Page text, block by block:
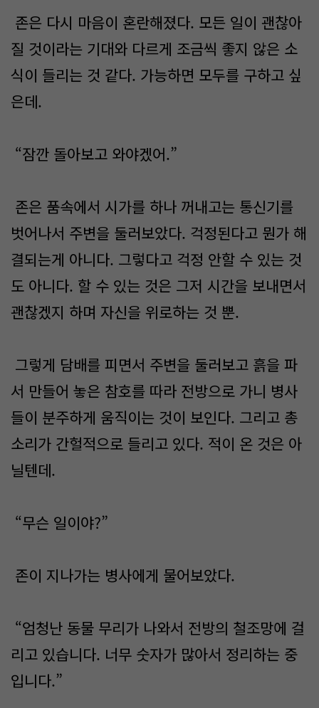
존은 다시 마음이 혼란해졌다. 모든 일이 괜찮아
질 것이라는 기대와 다르게 조금씩 좋지 않은 소
식이 들리는 것 같다. 가능하면 모두를 구하고 싶
은데.
“잠깐 돌아보고 와야겠어.”
존은 품속에서 시가를 하나 꺼내고는 통신기를
벗어나서 주변을 둘러보았다. 걱정된다고 뭔가 해
결되는게 아니다. 그렇다고 걱정 안할 수 있는 것
도 아니다. 할 수 있는 것은 그저 시간을 보내면서
괜찮겠지 하며 자신을 위로하는 것 뿐.
그렇게 담배를 피면서 주변을 둘러보고 흙을 파
서 만들어 놓은 참호를 따라 전방으로 가니 병사
들이 분주하게 움직이는 것이 보인다. 그리고 총
소리가 간헐적으로 들리고 있다. 적이 온 것은 아
닐텐데.
“무슨 일이야?”
존이 지나가는 병사에게 물어보았다.
“엄청난 동물 무리가 나와서 전방의 철조망에 걸
리고 있습니다. 너무 숫자가 많아서 정리하는 중
입니다.”